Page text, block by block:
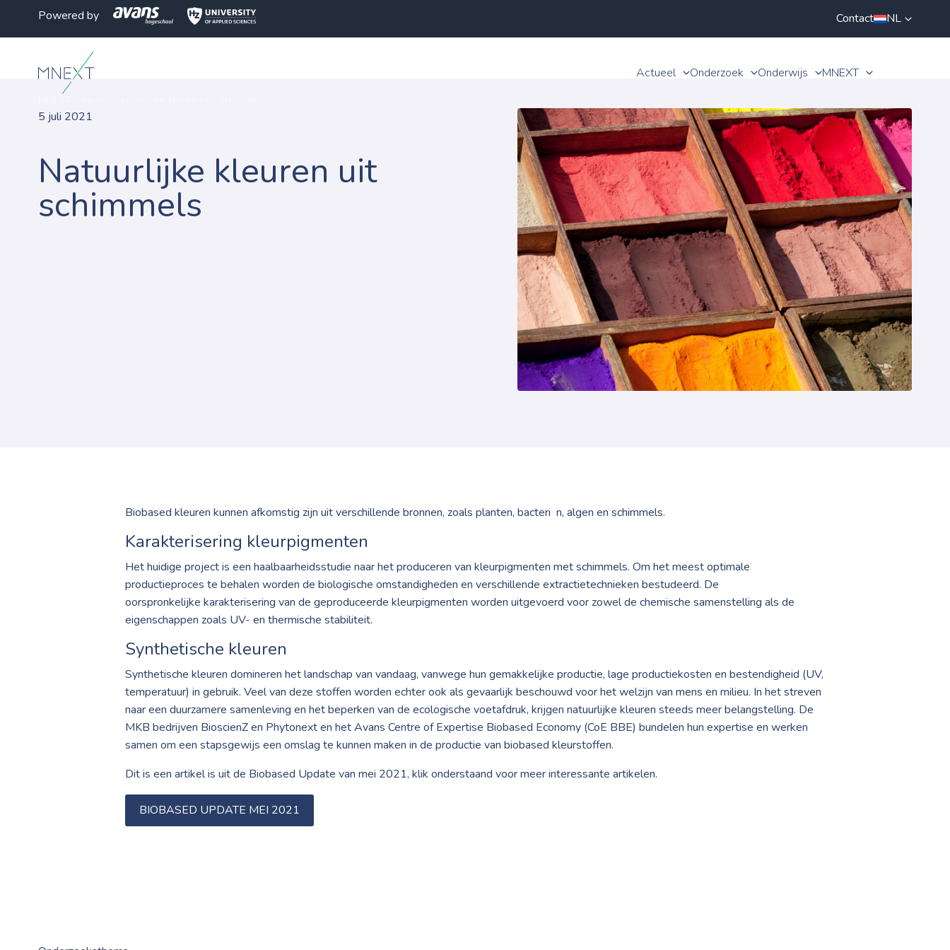
Powered by Contact NL
Actueel Onderzoek Onderwijs MNEXT
5 juli 2021
Natuurlijke kleuren uit
schimmels
Biobased kleuren kunnen afkomstig zijn uit verschillende bronnen, zoals planten, bacteri n, algen en schimmels.
Karakterisering kleurpigmenten
Het huidige project is een haalbaarheidsstudie naar het produceren van kleurpigmenten met schimmels. Om het meest optimale
productieproces te behalen worden de biologische omstandigheden en verschillende extractietechnieken bestudeerd. De
oorspronkelijke karakterisering van de geproduceerde kleurpigmenten worden uitgevoerd voor zowel de chemische samenstelling als de
eigenschappen zoals UV- en thermische stabiliteit.
Synthetische kleuren
Synthetische kleuren domineren het landschap van vandaag, vanwege hun gemakkelijke productie, lage productiekosten en bestendigheid (UV,
temperatuur) in gebruik. Veel van deze stoffen worden echter ook als gevaarlijk beschouwd voor het welzijn van mens en milieu. In het streven
naar een duurzamere samenleving en het beperken van de ecologische voetafdruk, krijgen natuurlijke kleuren steeds meer belangstelling. De
MKB bedrijven BioscienZ en Phytonext en het Avans Centre of Expertise Biobased Economy (CoE BBE) bundelen hun expertise en werken
samen om een stapsgewijs een omslag te kunnen maken in de productie van biobased kleurstoffen.
Dit is een artikel is uit de Biobased Update van mei 2021, klik onderstaand voor meer interessante artikelen.
BIOBASED UPDATE MEI 2021